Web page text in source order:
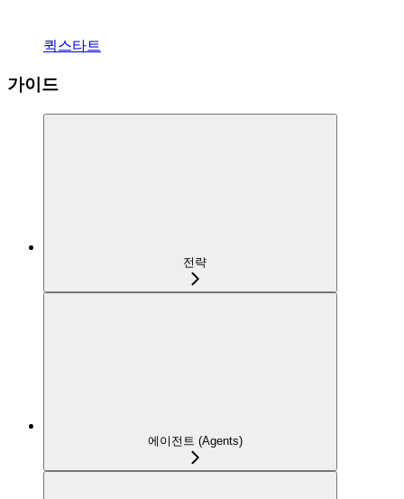
퀵스타트
가이드
전략
에이전트 (Agents)